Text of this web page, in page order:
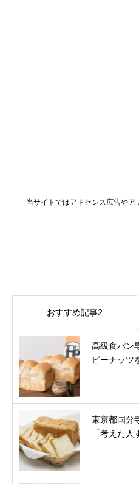
当サイトではアドセンス広告や
おすすめ記事2
高級食パン
ピーナッツ
東京都国分
「考えた人